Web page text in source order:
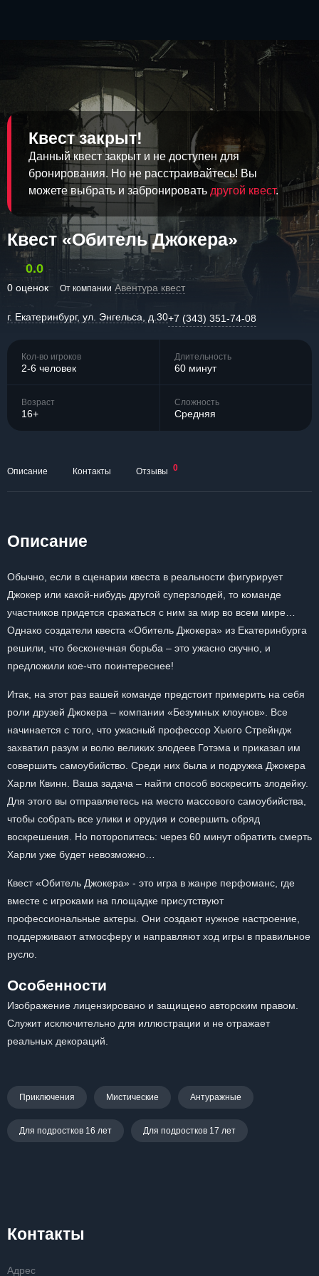
Квест закрыт!
Данный квест закрыт и не доступен для
бронирования. Но не расстраивайтесь! Вы
можете выбрать и забронировать другой квест.
Квест «Обитель Джокера»
0.0
0 оценок От компании Авентура квест
г. Екатеринбург, ул. Энгельса, д.30+7 (343) 351-74-08
Кол-во игроков
2-6 человек
Длительность
60 минут
Возраст
16+
Сложность
Средняя
Описание Контакты Отзывы 0
Описание
Обычно, если в сценарии квеста в реальности фигурирует
Джокер или какой-нибудь другой суперзлодей, то команде
участников придется сражаться с ним за мир во всем мире…
Однако создатели квеста «Обитель Джокера» из Екатеринбурга
решили, что бесконечная борьба – это ужасно скучно, и
предложили кое-что поинтереснее!
Итак, на этот раз вашей команде предстоит примерить на себя
роли друзей Джокера – компании «Безумных клоунов». Все
начинается с того, что ужасный профессор Хьюго Стрейндж
захватил разум и волю великих злодеев Готэма и приказал им
совершить самоубийство. Среди них была и подружка Джокера
Харли Квинн. Ваша задача – найти способ воскресить злодейку.
Для этого вы отправляетесь на место массового самоубийства,
чтобы собрать все улики и орудия и совершить обряд
воскрешения. Но поторопитесь: через 60 минут обратить смерть
Харли уже будет невозможно…
Квест «Обитель Джокера» - это игра в жанре перфоманс, где
вместе с игроками на площадке присутствуют
профессиональные актеры. Они создают нужное настроение,
поддерживают атмосферу и направляют ход игры в правильное
русло.
Особенности
Изображение лицензировано и защищено авторским правом.
Служит исключительно для иллюстрации и не отражает
реальных декораций.
Приключения Мистические Антуражные
Для подростков 16 лет Для подростков 17 лет
Контакты
Адрес